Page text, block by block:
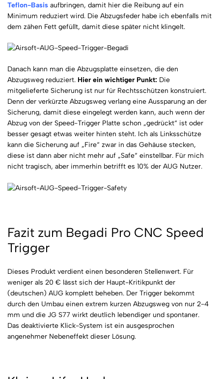
Teflon-Basis aufbringen, damit hier die Reibung auf ein
Minimum reduziert wird. Die Abzugsfeder habe ich ebenfalls mit
dem zähen Fett gefüllt, damit diese später nicht klingelt.
Danach kann man die Abzugsplatte einsetzen, die den
Abzugsweg reduziert. Hier ein wichtiger Punkt: Die
mitgelieferte Sicherung ist nur für Rechtsschützen konstruiert.
Denn der verkürzte Abzugsweg verlang eine Aussparung an der
Sicherung, damit diese eingelegt werden kann, auch wenn der
Abzug von der Speed-Trigger Platte schon „gedrückt“ ist oder
besser gesagt etwas weiter hinten steht. Ich als Linksschütze
kann die Sicherung auf „Fire“ zwar in das Gehäuse stecken,
diese ist dann aber nicht mehr auf „Safe“ einstellbar. Für mich
nicht tragisch, aber immerhin betrifft es 10% der AUG Nutzer.
Fazit zum Begadi Pro CNC Speed
Trigger
Dieses Produkt verdient einen besonderen Stellenwert. Für
weniger als 20 € lässt sich der Haupt-Kritikpunkt der
(deutschen) AUG komplett beheben. Der Trigger bekommt
durch den Umbau einen extrem kurzen Abzugsweg von nur 2-4
mm und die JG S77 wirkt deutlich lebendiger und spontaner.
Das deaktivierte Klick-System ist ein ausgesprochen
angenehmer Nebeneffekt dieser Lösung.